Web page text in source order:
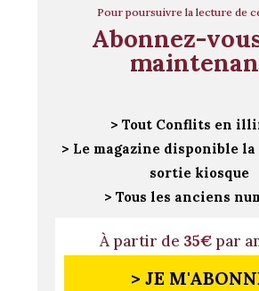
Pour poursuivre la lecture de
Abonnez-
> Tout Conflits en
> Le magazine disponible
sortie kiosque
> Tous les anciens
À partir de 35€par
> JE